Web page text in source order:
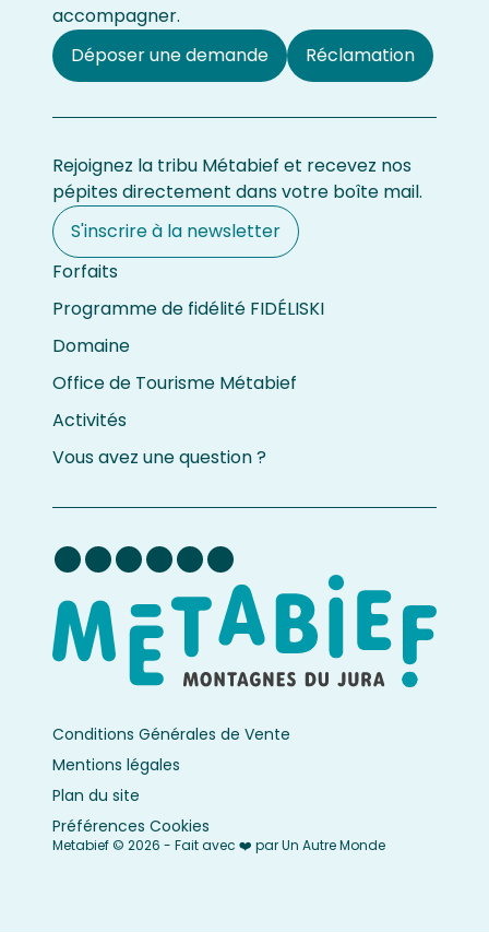
accompagner.
Déposer une demande
Réclamation
Rejoignez la tribu Métabief et recevez nos
pépites directement dans votre boîte mail.
S'inscrire à la newsletter
Forfaits
Programme de fidélité FIDÉLISKI
Domaine
Office de Tourisme Métabief
Activités
Vous avez une question ?
Conditions Générales de Vente
Mentions légales
Plan du site
Préférences Cookies
Metabief © 2026 - Fait avec ❤️ par Un Autre Monde